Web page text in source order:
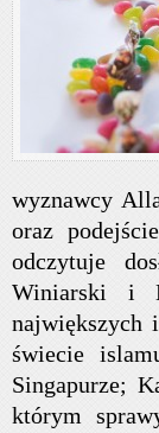
wyznawcy
oraz
odczytuje
Winiarski i
największych
świecie
Singapurze;
którym